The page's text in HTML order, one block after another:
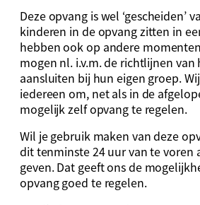
Deze opvang is wel ‘gescheiden’
kinderen in de opvang zitten in
hebben ook op andere
mogen nl. i.v.m. de richtlijnen
aansluiten bij hun eigen groep.
iedereen om, net als in de
mogelijk zelf opvang te regelen.
Wil je gebruik maken van deze
dit tenminste 24 uur van te voren
geven. Dat geeft ons de
opvang goed te regelen.